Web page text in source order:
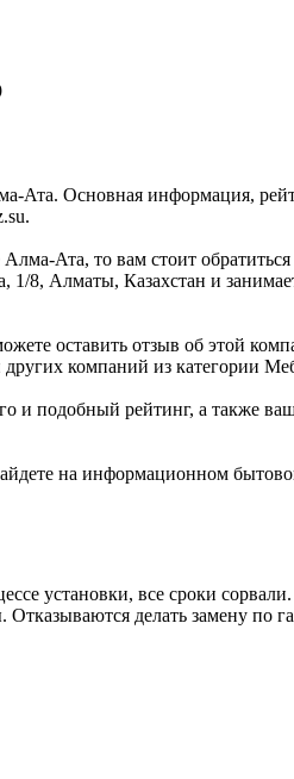
Ата. Основная информация,
Ата, то вам стоит
8, Алматы, Казахстан и
оставить отзыв об этой
компаний из категории
рейтинг, а также
на информационном бытовом
установки, все сроки
делать замену по